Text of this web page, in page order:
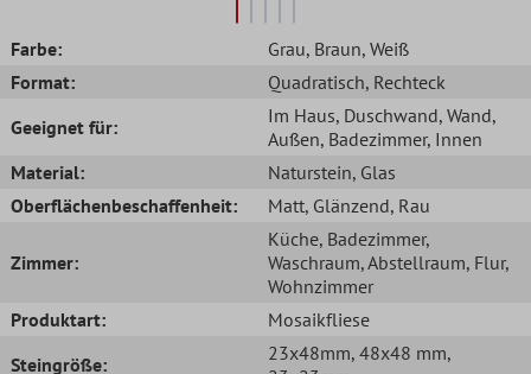
Farbe: Grau, Braun, Weiß
Format:
Quadratisch, Rechteck
Geeignet für:
Im Haus, Duschwand, Wand,
Außen, Badezimmer, Innen
Material:
Naturstein, Glas
Oberflächenbeschaffenheit:
Matt, Glänzend, Rau
Zimmer:
Küche, Badezimmer,
Waschraum, Abstellraum, Flur,
Wohnzimmer
Produktart:
Mosaikfliese
Steingröße:
23x48mm, 48x48 mm,